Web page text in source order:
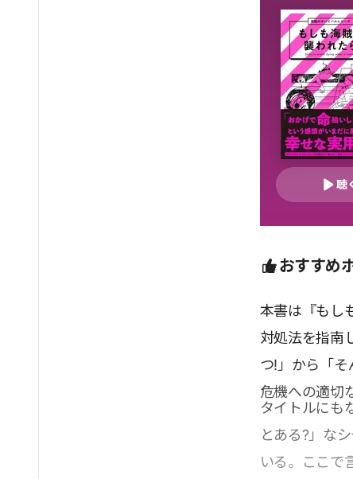
聴
おすすめ
本書は『もし
対処法を指南
つ!」から「そ
危機への適切
タイトルにも
とある?」な
いる。ここで